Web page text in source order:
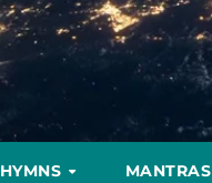
HYMNS MANTRAS